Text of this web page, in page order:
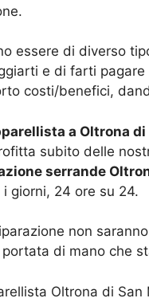
essere di diverso
e di farti
costi/benefici,
a Oltrona
subito delle
serrande
giorni, 24 ore su 24.
non
di mano che
Oltrona di